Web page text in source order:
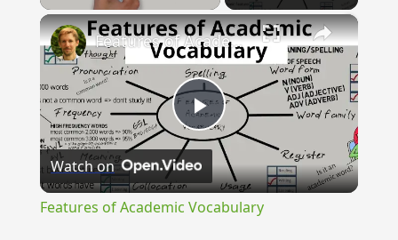
×
Play
Video
Features of Academic Vocabulary
Watch on
Features of Academic Vocabulary